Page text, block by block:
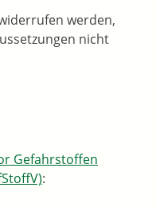
werden,
nicht
Gefahrstoffen
: